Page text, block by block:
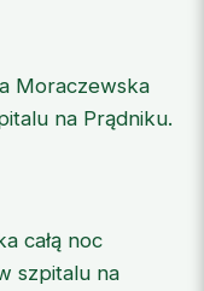
Moraczewska
na Prądniku.
całą noc
szpitalu na